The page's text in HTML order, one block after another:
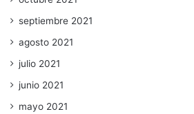
septiembre 2021
agosto 2021
julio 2021
junio 2021
mayo 2021